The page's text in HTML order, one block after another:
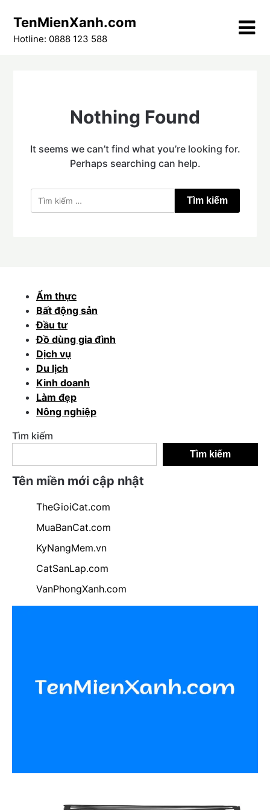
content
TenMienXanh.com
Hotline: 0888 123 588
Nothing Found
It seems we can’t find what you’re looking for.
Perhaps searching can help.
Tìm
kiếm
Ẩm thực
Bất động sản
Đầu tư
Đồ dùng gia đình
Dịch vụ
Du lịch
Kinh doanh
Làm đẹp
Nông nghiệp
Tìm kiếm
Tìm kiếm
Tên miền mới cập nhật
TheGioiCat.com
MuaBanCat.com
KyNangMem.vn
CatSanLap.com
VanPhongXanh.com